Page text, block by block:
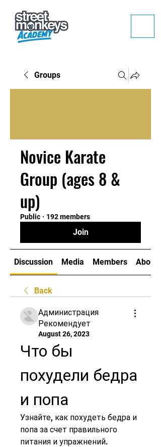
Groups
Novice Karate
Group (ages 8 &
up)
Public · 192 members
Join
Discussion Media Members About
Back
Администрация
Рекомендует
August 26, 2023
Что бы
похудели бедра
и попа
Узнайте, как похудеть бедра и
попа за счет правильного
питания и упражнений.